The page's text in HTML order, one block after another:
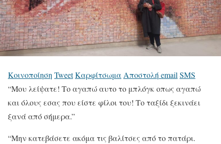
Κοινοποίηση TweetΚαρφίτσωμαΑποστολή emailSMS
“Μου λείψατε! Το αγαπώ αυτο το μπλόγκ οπως αγαπώ
και όλους εσας που είστε φίλοι του! Το ταξίδι ξεκινάει
ξανά από σήμερα.”
“Μην κατεβάσετε ακόμα τις βαλίτσες από το πατάρι.